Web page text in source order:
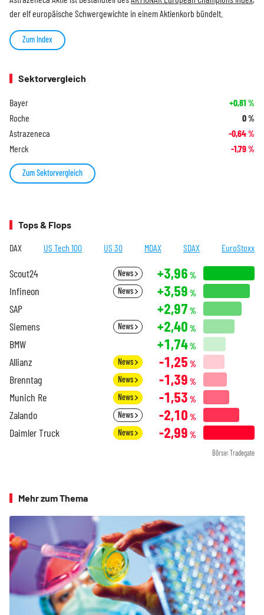
der elf europäische Schwergewichte in einem Aktienkorb bündelt.
Zum Index
Sektorvergleich
Bayer +0,81 %
Roche 0%
Astrazeneca -0,64%
Merck -1,79%
Zum Sektorvergleich
Tops & Flops
DAX US Tech 100 US 30 MDAX SDAX EuroStoxx
Scout24 News +3,96 %
Infineon News +3,59 %
SAP +2,97 %
Siemens News +2,40 %
BMW +1,74%
Allianz News -1,25 %
Brenntag News -1,39 %
Munich Re News -1,53 %
Zalando News -2,10 %
Daimler Truck News -2,99 %
Börse: Tradegate
Mehr zum Thema